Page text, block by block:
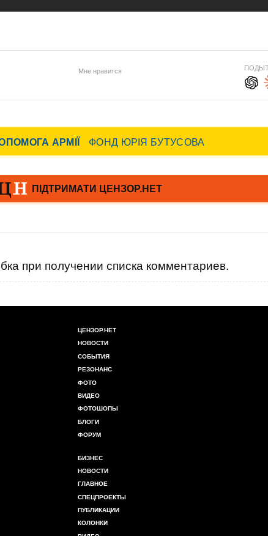
Мне нравится
при получении списка комментариев.
ЦЕНЗОР.НЕТ
НОВОСТИ
СОБЫТИЯ
РЕЗОНАНС
ФОТО
ВИДЕО
ФОТОШОПЫ
БЛОГИ
ФОРУМ
БИЗНЕС
НОВОСТИ
ГЛАВНОЕ
СПЕЦПРОЕКТЫ
ПУБЛИКАЦИИ
КОЛОНКИ